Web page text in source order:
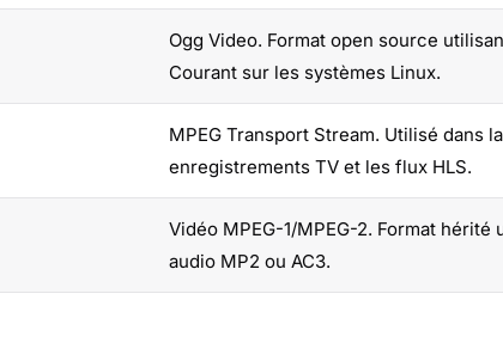
Ogg Video. Format open source
Courant sur les systèmes Linux.
MPEG Transport Stream. Utilisé dans
enregistrements TV et les flux HLS.
Vidéo MPEG-1/MPEG-2. Format
audio MP2 ou AC3.